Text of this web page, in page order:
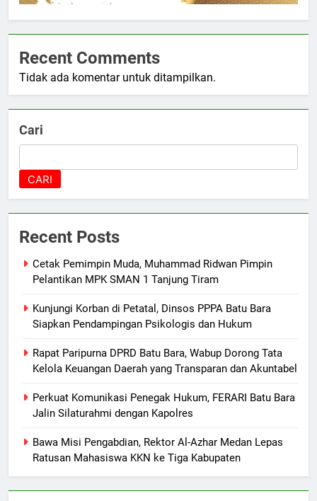
Recent Comments
Tidak ada komentar untuk ditampilkan.
Cari
CARI
Recent Posts
Cetak Pemimpin Muda, Muhammad Ridwan Pimpin
Pelantikan MPK SMAN 1 Tanjung Tiram
Kunjungi Korban di Petatal, Dinsos PPPA Batu Bara
Siapkan Pendampingan Psikologis dan Hukum
Rapat Paripurna DPRD Batu Bara, Wabup Dorong Tata
Kelola Keuangan Daerah yang Transparan dan Akuntabel
Perkuat Komunikasi Penegak Hukum, FERARI Batu Bara
Jalin Silaturahmi dengan Kapolres
Bawa Misi Pengabdian, Rektor Al-Azhar Medan Lepas
Ratusan Mahasiswa KKN ke Tiga Kabupaten